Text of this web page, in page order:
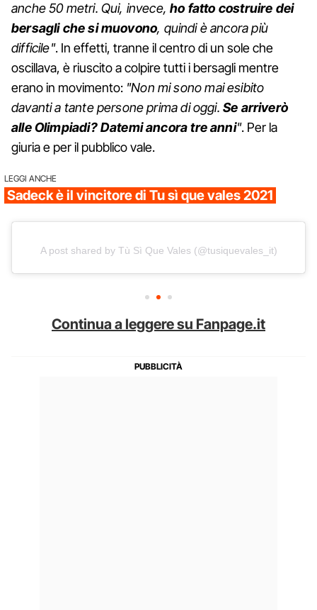
anche 50 metri. Qui, invece,ho fatto costruire dei
bersagli che si muovono, quindi è ancora più
difficile". In effetti, tranne il centro di un sole che
oscillava, è riuscito a colpire tutti i bersagli mentre
erano in movimento: "Non mi sono mai esibito
davanti a tante persone prima di oggi.Se arriverò
alle Olimpiadi? Datemi ancora tre anni". Per la
giuria e per il pubblico vale.
LEGGI ANCHE
Sadeck è il vincitore di Tu sì que vales 2021
A post shared by Tù Sì Que Vales (@tusiquevales_it)
Continua a leggere su Fanpage.it